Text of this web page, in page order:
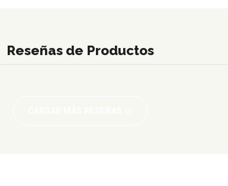
Reseñas de Productos